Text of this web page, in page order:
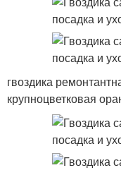
гвоздика
крупноцветковая